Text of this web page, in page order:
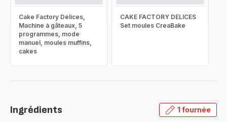
Cake Factory Délices,
Machine à gâteaux, 5
programmes, mode
manuel, moules muffins,
cakes
CAKE FACTORY DELICES
Set moules CreaBake
Ingrédients 1 fournée